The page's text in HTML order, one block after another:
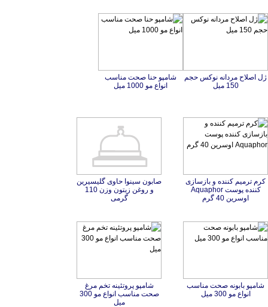
ژل اصلاح مردانه نوکس حجم
150 میل
شامپو حنا صحت مناسب
انواع مو 1000 میل
کرم ترمیم کننده و بازسازی
کننده پوست Aquaphor
اوسرین 40 گرم
صابون سینوا حاوی گلیسیرین
و روغن زیتون وزن 110
گرمی
شامپو بابونه صحت مناسب
انواع مو 300 میل
شامپو پروتئینه تخم مرغ
صحت مناسب انواع مو 300
میل